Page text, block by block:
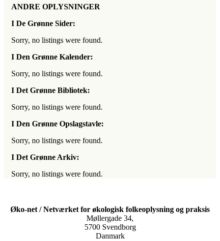
ANDRE OPLYSNINGER
I De Grønne Sider:
Sorry, no listings were found.
I Den Grønne Kalender:
Sorry, no listings were found.
I Det Grønne Bibliotek:
Sorry, no listings were found.
I Den Grønne Opslagstavle:
Sorry, no listings were found.
I Det Grønne Arkiv:
Sorry, no listings were found.
Øko-net / Netværket for økologisk folkeoplysning og praksis
Møllergade 34,
5700 Svendborg
Danmark